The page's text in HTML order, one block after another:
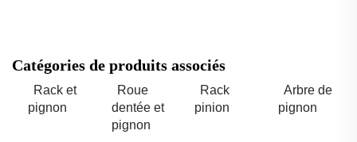
Catégories de produits associés
Rack et
pignon
Roue
dentée et
pignon
Rack
pinion
Arbre de
pignon